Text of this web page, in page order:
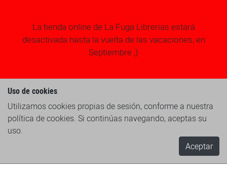
La tienda online de La Fuga Librerias estará
desactivada hasta la vuelta de las vacaciones, en
Septiembre ;)
Uso de cookies
Utilizamos cookies propias de sesión, conforme a nuestra
política de cookies. Si continúas navegando, aceptas su
uso.
Aceptar